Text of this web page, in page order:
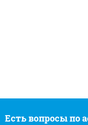
Есть вопросы по